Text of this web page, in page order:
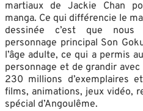
martiaux de Jackie Chan
manga. Ce qui différencie le
dessinée c’est que nous
personnage principal Son
l’âge adulte, ce qui a permis
personnage et de grandir avec
230 millions d’exemplaires
films, animations, jeux vidéo,
spécial d’Angoulême.